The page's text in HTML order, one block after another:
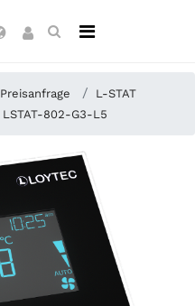
Preisanfrage
L-STAT
LSTAT-802-G3-L5